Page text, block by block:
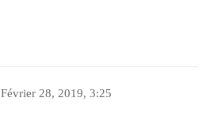
Février 28, 2019, 3:25